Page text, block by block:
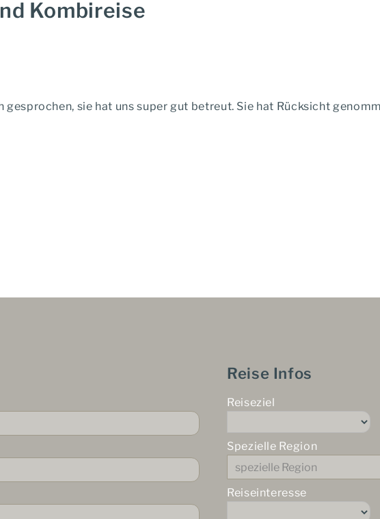
Kombireise
sie hat uns super gut betreut. Sie hat Rücksicht
Reise Infos
Reiseziel
Spezielle Region
Reiseinteresse